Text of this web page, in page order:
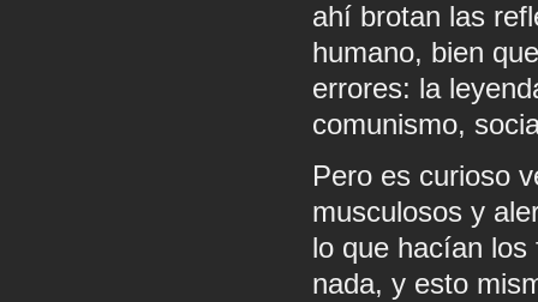
ahí brotan las
humano, bien
errores: la
comunismo,
Pero es curioso
musculosos y
lo que hacían
nada, y esto